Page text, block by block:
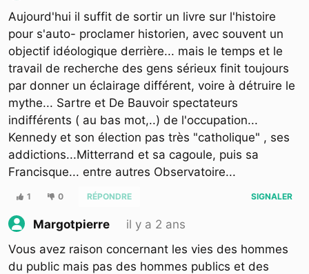
Aujourd'hui il suffit de sortir un livre sur l'histoire
pour s'auto- proclamer historien, avec souvent un
objectif idéologique derrière... mais le temps et le
travail de recherche des gens sérieux finit toujours
par donner un éclairage différent, voire à détruire le
mythe... Sartre et De Bauvoir spectateurs
indifférents ( au bas mot,..) de l'occupation...
Kennedy et son élection pas très "catholique" , ses
addictions...Mitterrand et sa cagoule, puis sa
Francisque... entre autres Observatoire...
1 0 RÉPONDRE SIGNALER
Margotpierre
il y a 2 ans
Vous avez raison concernant les vies des hommes
du public mais pas des hommes publics et des